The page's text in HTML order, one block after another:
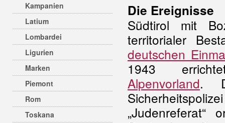
Kampanien
Latium
Lombardei
Ligurien
Marken
Piemont
Rom
Toskana
Die Ereignisse
Südtirol mit
territorialer
deutschen
1943
Alpenvorland.
„Judenreferat“